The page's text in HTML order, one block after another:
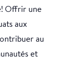
Offrir une
aux
au
et